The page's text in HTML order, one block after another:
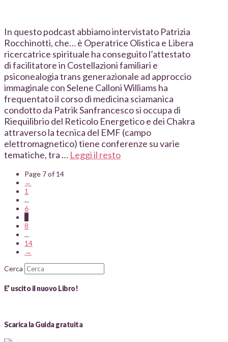
In questo podcast abbiamo intervistato Patrizia
Rocchinotti, che… è Operatrice Olistica e Libera
ricercatrice spirituale ha conseguito l’attestato
di facilitatore in Costellazioni familiari e
psiconealogia trans generazionale ad approccio
immaginale con Selene Calloni Williams ha
frequentato il corso di medicina sciamanica
condotto da Patrik Sanfrancesco si occupa di
Riequilibrio del Reticolo Energetico e dei Chakra
attraverso la tecnica del EMF (campo
elettromagnetico) tiene conferenze su varie
tematiche, tra … Leggi il resto
Page 7 of 14
←
1
...
6
8
...
14
→
Cerca
E’ uscito il nuovo Libro!
Scarica la Guida gratuita